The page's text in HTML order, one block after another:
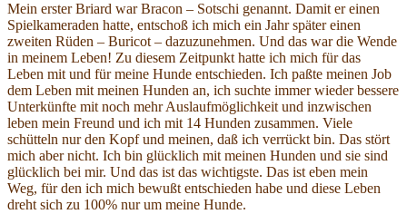
Mein erster Briard war Bracon – Sotschi genannt. Damit er einen
Spielkameraden hatte, entschoß ich mich ein Jahr später einen
zweiten Rüden – Buricot – dazuzunehmen. Und das war die Wende
in meinem Leben! Zu diesem Zeitpunkt hatte ich mich für das
Leben mit und für meine Hunde entschieden. Ich paßte meinen Job
dem Leben mit meinen Hunden an, ich suchte immer wieder bessere
Unterkünfte mit noch mehr Auslaufmöglichkeit und inzwischen
leben mein Freund und ich mit 14 Hunden zusammen. Viele
schütteln nur den Kopf und meinen, daß ich verrückt bin. Das stört
mich aber nicht. Ich bin glücklich mit meinen Hunden und sie sind
glücklich bei mir. Und das ist das wichtigste. Das ist eben mein
Weg, für den ich mich bewußt entschieden habe und diese Leben
dreht sich zu 100% nur um meine Hunde.